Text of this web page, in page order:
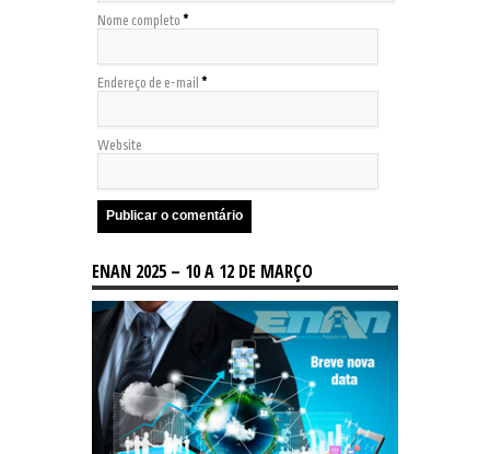
Nome completo *
Endereço de e-mail *
Website
ENAN 2025 – 10 A 12 DE MARÇO